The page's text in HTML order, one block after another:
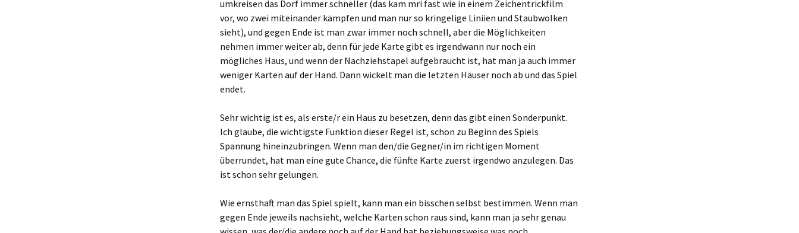
umkreisen das Dorf immer schneller (das kam mri fast wie in einem Zeichentrickfilm
vor, wo zwei miteinander kämpfen und man nur so kringelige Liniien und Staubwolken
sieht), und gegen Ende ist man zwar immer noch schnell, aber die Möglichkeiten
nehmen immer weiter ab, denn für jede Karte gibt es irgendwann nur noch ein
mögliches Haus, und wenn der Nachziehstapel aufgebraucht ist, hat man ja auch immer
weniger Karten auf der Hand. Dann wickelt man die letzten Häuser noch ab und das Spiel
endet.
Sehr wichtig ist es, als erste/r ein Haus zu besetzen, denn das gibt einen Sonderpunkt.
Ich glaube, die wichtigste Funktion dieser Regel ist, schon zu Beginn des Spiels
Spannung hineinzubringen. Wenn man den/die Gegner/in im richtigen Moment
überrundet, hat man eine gute Chance, die fünfte Karte zuerst irgendwo anzulegen. Das
ist schon sehr gelungen.
Wie ernsthaft man das Spiel spielt, kann man ein bisschen selbst bestimmen. Wenn man
gegen Ende jeweils nachsieht, welche Karten schon raus sind, kann man ja sehr genau